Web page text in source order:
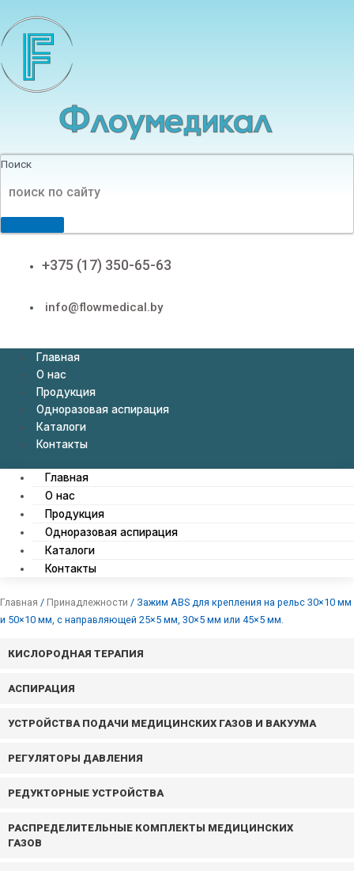
содержимому
Поиск
+375 (17) 350-65-63
info@flowmedical.by
Главная
О нас
Продукция
Одноразовая аспирация
Каталоги
Контакты
Главная
О нас
Продукция
Одноразовая аспирация
Каталоги
Контакты
Главная / Принадлежности / Зажим ABS для крепления на рельс 30×10 мм
и 50×10 мм, с направляющей 25×5 мм, 30×5 мм или 45×5 мм.
КИСЛОРОДНАЯ ТЕРАПИЯ
АСПИРАЦИЯ
УСТРОЙСТВА ПОДАЧИ МЕДИЦИНСКИХ ГАЗОВ И ВАКУУМА
РЕГУЛЯТОРЫ ДАВЛЕНИЯ
РЕДУКТОРНЫЕ УСТРОЙСТВА
РАСПРЕДЕЛИТЕЛЬНЫЕ КОМПЛЕКТЫ МЕДИЦИНСКИХ
ГАЗОВ